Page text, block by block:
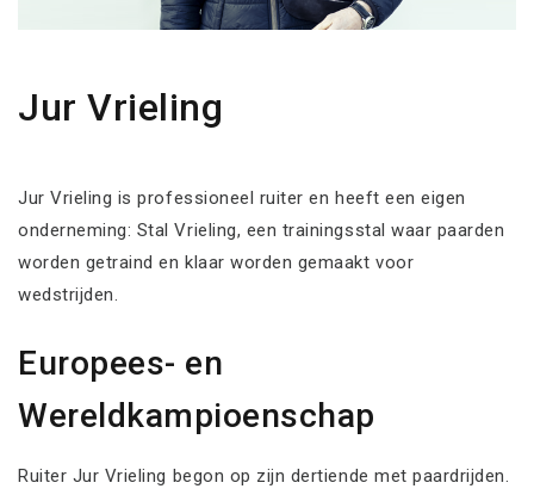
Jur Vrieling
Jur Vrieling is professioneel ruiter en heeft een eigen
onderneming: Stal Vrieling, een trainingsstal waar paarden
worden getraind en klaar worden gemaakt voor
wedstrijden.
Europees- en
Wereldkampioenschap
Ruiter Jur Vrieling begon op zijn dertiende met paardrijden.